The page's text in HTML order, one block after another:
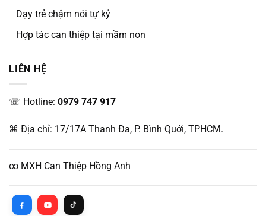
Dạy trẻ chậm nói tự kỷ
Hợp tác can thiệp tại mầm non
LIÊN HỆ
☏ Hotline: 0979 747 917
⌘ Địa chỉ: 17/17A Thanh Đa, P. Bình Quới, TPHCM.
∞ MXH Can Thiệp Hồng Anh